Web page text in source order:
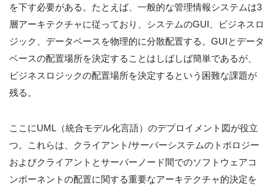
を下す必要がある。たとえば、一般的な管理情報システムは3
層アーキテクチャに従っており、システムのGUI、ビジネスロ
ジック、データベースを物理的に分散配置する。GUIとデータ
ベースの配置場所を決定することはしばしば簡単であるが、
ビジネスロジックの配置場所を決定するという困難な課題が
残る。
ここにUML（統合モデル化言語）のデプロイメント図が役立
つ。これらは、クライアント/サーバーシステムのトポロジー
およびクライアントとサーバーノード間でのソフトウェアコ
ンポーネントの配置に関する重要なアーキテクチャ的決定を